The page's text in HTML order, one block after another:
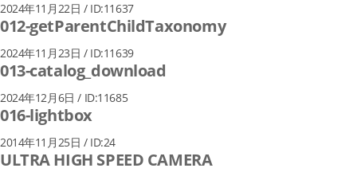
2024年11月22日 / ID:11637
012-getParentChildTaxonomy
2024年11月23日 / ID:11639
013-catalog_download
2024年12月6日 / ID:11685
016-lightbox
2014年11月25日 / ID:24
ULTRA HIGH SPEED CAMERA